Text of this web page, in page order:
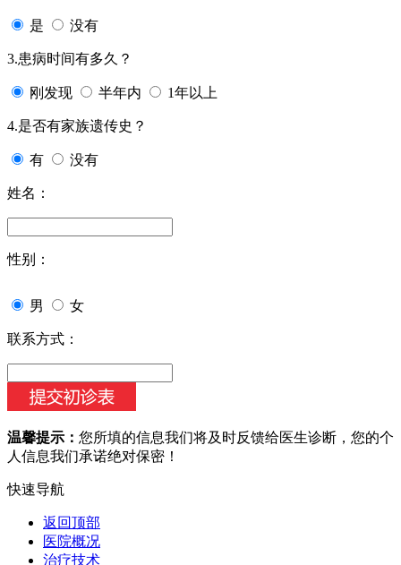
是 没有
3.患病时间有多久？
刚发现 半年内 1年以上
4.是否有家族遗传史？
有 没有
姓名：
性别：
男 女
联系方式：
温馨提示： 您所填的信息我们将及时反馈给医生诊断，您的个
人信息我们承诺绝对保密！
快速导航
返回顶部
医院概况
治疗技术